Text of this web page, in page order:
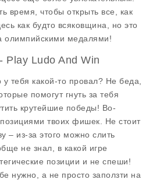
время, чтобы открыть все, как
как будто всяковщина, но это
олимпийскими медалями!
Play Ludo And Win
тебя какой-то провал? Не беда,
помогут гнуть за тебя
крутейшие победы! Во-
твоих фишек. Не стоит
– из-за этого можно слить
не знал, в какой игре
позиции и не спеши!
нужно, а не просто заползти на